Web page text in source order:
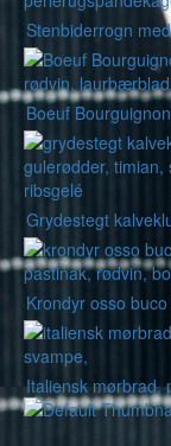
Stenbiderrogn
Boeuf Bourguignon
Grydestegt
Krondyr osso
Italiensk mørbrad,